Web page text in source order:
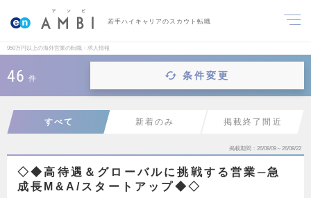
若手ハイキャリアのスカウト転職
950万円以上の海外営業の転職・求人情報
46 件 条件変更
すべて 新着のみ 掲載終了間近
掲載期間 26/08/09～26/08/22
◇◆高待遇＆グローバルに挑戦する営業─急
成長M&A/スタートアップ◆◇